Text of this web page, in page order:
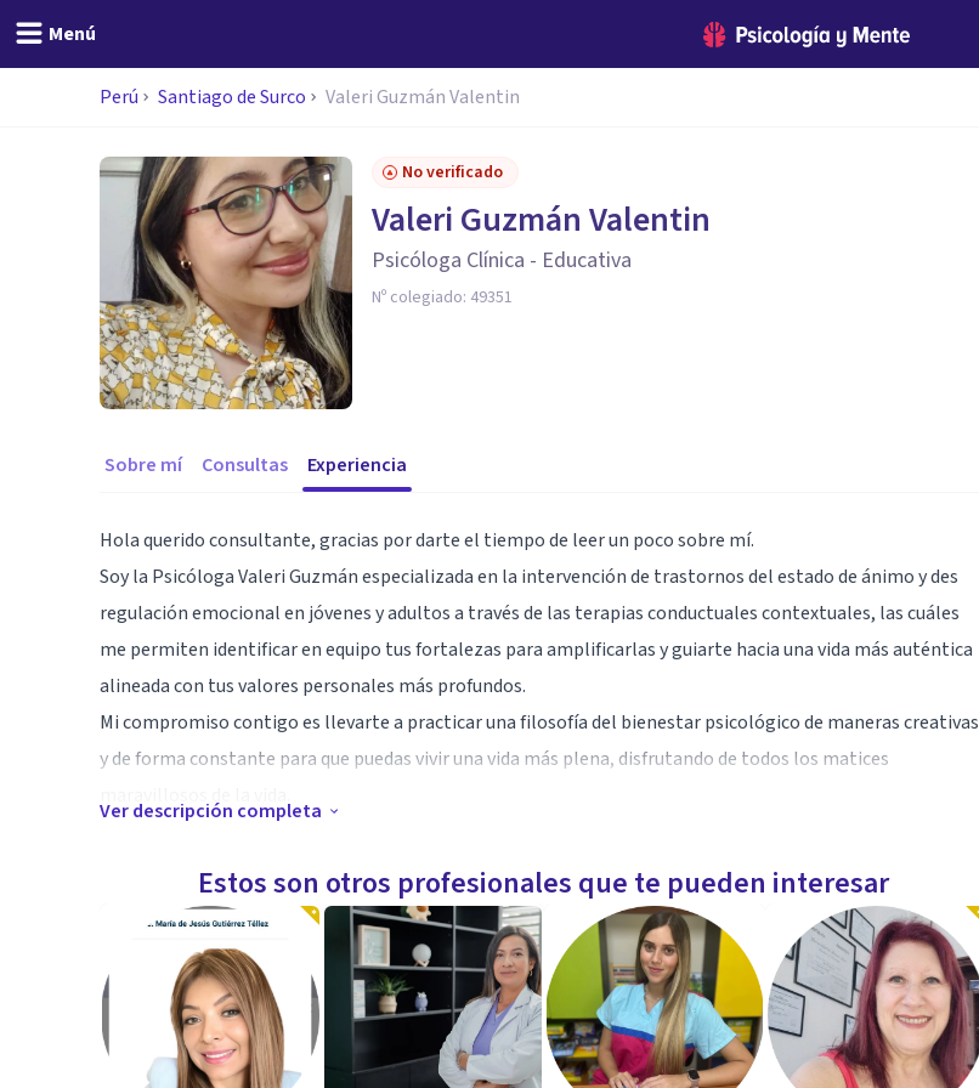
Menú
Perú Santiago de Surco Valeri Guzmán Valentin
No verificado
Valeri Guzmán Valentin
Psicóloga Clínica - Educativa
Nº colegiado: 49351
Sobre mí Consultas Experiencia
Hola querido consultante, gracias por darte el tiempo de leer un poco sobre mí.
Soy la Psicóloga Valeri Guzmán especializada en la intervención de trastornos del estado de ánimo y des
regulación emocional en jóvenes y adultos a través de las terapias conductuales contextuales, las cuáles
me permiten identificar en equipo tus fortalezas para amplificarlas y guiarte hacia una vida más auténtica
alineada con tus valores personales más profundos.
Mi compromiso contigo es llevarte a practicar una filosofía del bienestar psicológico de maneras creativas
y de forma constante para que puedas vivir una vida más plena, disfrutando de todos los matices
Me describen muy bien como profesional de la salud las siguientes palabras: empatía, calidez y análisis ya
que me adapto al proceso del consultante y logro acompañarlo de forma auténtica para así poder trabajar
en equipo por su bienestar psicológico.
Me especializo en la atención de jóvenes y adultos a través del tratamiento psicológico de las terapias de
tercera generación. Así mismo cuento con formación en Terapia de aceptación y compromiso, Terapia
dialéctica conductual y activación conductual para casos de regulación emocional.
Ver descripción completa
Estos son otros profesionales que te pueden interesar